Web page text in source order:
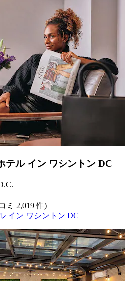
テル イン ワシントン DC
ミ 2,019 件)
イン ワシントン DC